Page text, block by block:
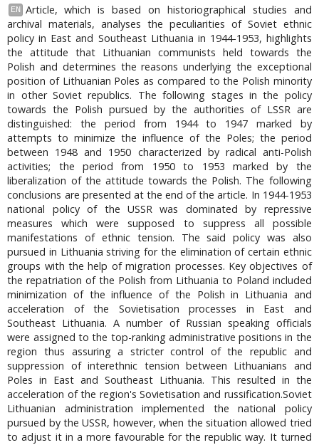
EN
Article, which is based on historiographical studies and
archival materials, analyses the peculiarities of Soviet ethnic
policy in East and Southeast Lithuania in 1944-1953, highlights
the attitude that Lithuanian communists held towards the
Polish and determines the reasons underlying the exceptional
position of Lithuanian Poles as compared to the Polish minority
in other Soviet republics. The following stages in the policy
towards the Polish pursued by the authorities of LSSR are
distinguished: the period from 1944 to 1947 marked by
attempts to minimize the influence of the Poles; the period
between 1948 and 1950 characterized by radical anti-Polish
activities; the period from 1950 to 1953 marked by the
liberalization of the attitude towards the Polish. The following
conclusions are presented at the end of the article. In 1944-1953
national policy of the USSR was dominated by repressive
measures which were supposed to suppress all possible
manifestations of ethnic tension. The said policy was also
pursued in Lithuania striving for the elimination of certain ethnic
groups with the help of migration processes. Key objectives of
the repatriation of the Polish from Lithuania to Poland included
minimization of the influence of the Polish in Lithuania and
acceleration of the Sovietisation processes in East and
Southeast Lithuania. A number of Russian speaking officials
were assigned to the top-ranking administrative positions in the
region thus assuring a stricter control of the republic and
suppression of interethnic tension between Lithuanians and
Poles in East and Southeast Lithuania. This resulted in the
acceleration of the region's Sovietisation and russification.Soviet
Lithuanian administration implemented the national policy
pursued by the USSR, however, when the situation allowed tried
to adjust it in a more favourable for the republic way. It turned